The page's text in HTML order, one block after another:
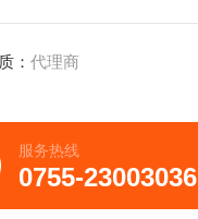
：代理商
服务热线
0755-23003036